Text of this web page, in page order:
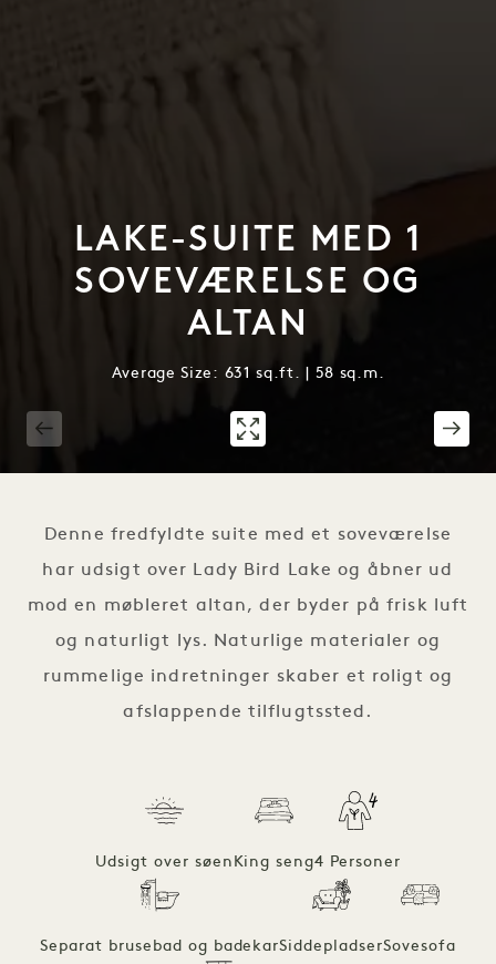
LAKE-SUITE MED 1
SOVEVÆRELSE OG
ALTAN
Average Size: 631 sq.ft. | 58 sq.m.
Denne fredfyldte suite med et soveværelse
har udsigt over Lady Bird Lake og åbner ud
mod en møbleret altan, der byder på frisk luft
og naturligt lys. Naturlige materialer og
rummelige indretninger skaber et roligt og
afslappende tilflugtssted.
Udsigt over søen King seng4 Personer
Separat brusebad og badekarSiddepladserSovesofa